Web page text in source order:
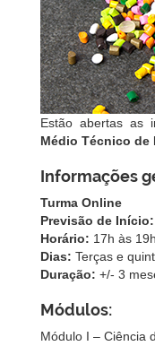
Estão abertas as
Médio Técnico de
Informações
Turma Online
Previsão de Início:
Horário: 17h às 19h
Dias: Terças e
Duração: +/- 3
Módulos:
Módulo I – Ciência